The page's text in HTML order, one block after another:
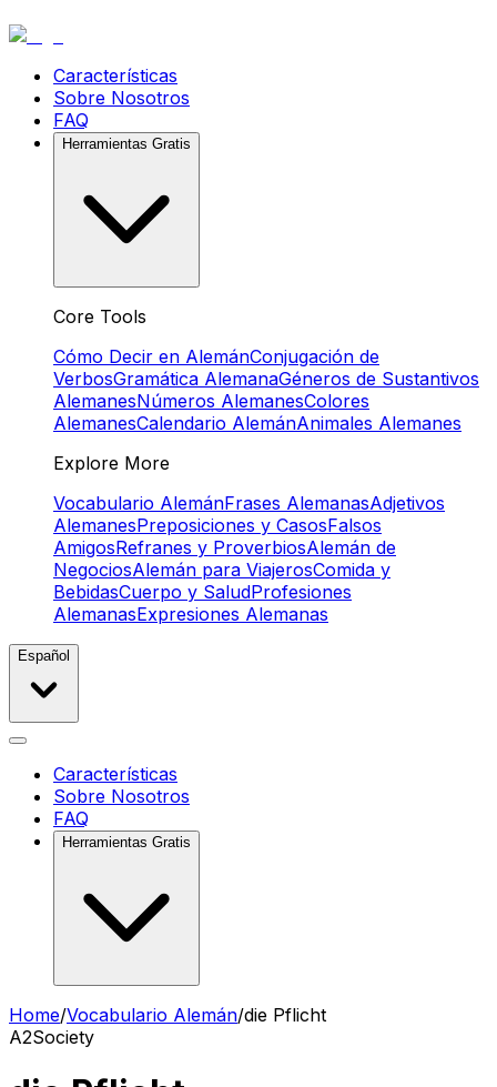
Características
Sobre Nosotros
FAQ
Herramientas Gratis
Core Tools
Cómo Decir en AlemánConjugación de
VerbosGramática AlemanaGéneros de Sustantivos
AlemanesNúmeros AlemanesColores
AlemanesCalendario AlemánAnimales Alemanes
Explore More
Vocabulario AlemánFrases AlemanasAdjetivos
AlemanesPreposiciones y CasosFalsos
AmigosRefranes y ProverbiosAlemán de
NegociosAlemán para ViajerosComida y
BebidasCuerpo y SaludProfesiones
AlemanasExpresiones Alemanas
Español
Características
Sobre Nosotros
FAQ
Herramientas Gratis
Home/Vocabulario Alemán/die Pflicht
A2Society